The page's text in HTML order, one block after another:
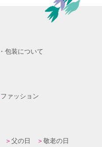
包装について
ファッション
父の日
敬老の日